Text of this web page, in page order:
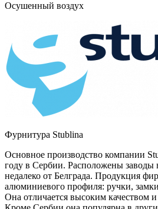
Осушенный воздух
Фурнитура Stublina
Основное производство компании
году в Сербии. Расположены заводы
недалеко от Белграда. Продукция
алюминиевого профиля: ручки,
Она отличается высоким качеством